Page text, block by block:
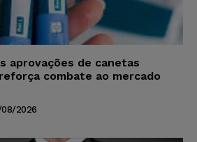
aprovações de canetas
combate ao mercado
2026